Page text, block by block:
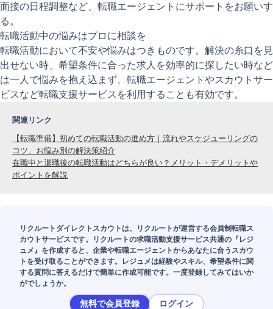
面接の日程調整など、転職エージェントにサポートをお願いす
る。
転職活動中の悩みはプロに相談を
転職活動において不安や悩みはつきものです。解決の糸口を見
出せない時、希望条件に合った求人を効率的に探したい時など
は一人で悩みを抱え込まず、転職エージェントやスカウトサー
ビスなど転職支援サービスを利用することも有効です。
関連リンク
【転職準備】初めての転職活動の進め方｜流れやスケジューリングの
コツ、お悩み別の解決策紹介
在職中と退職後の転職活動はどちらが良い？メリット・デメリットや
ポイントを解説
リクルートダイレクトスカウトは、リクルートが運営する会員制転職ス
カウトサービスです。リクルートの求職活動支援サービス共通の『レジ
ュメ』を作成すると、企業や転職エージェントからあなたに合うスカウ
トを受け取ることができます。レジュメは経験やスキル、希望条件に関
する質問に答えるだけで簡単に作成可能です。一度登録してみてはいか
がでしょうか。
無料で会員登録 ログイン